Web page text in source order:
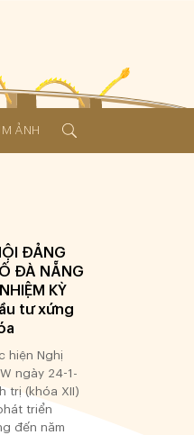
ẢNH
ĐẢNG
ĐÀ NẴNG
KỲ
tư xứng
hiện Nghị
ngày 24-1-
trị (khóa XII)
triển
đến năm